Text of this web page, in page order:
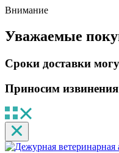
Внимание
Уважаемые
Сроки доставки
Приносим извинения